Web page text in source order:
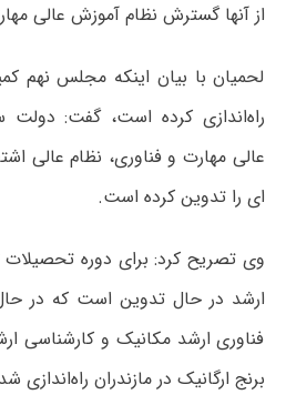
از آنها گسترش نظام آموزش عالی
لحمیان با بیان اینکه مجلس نهم
راه‌اندازی کرده است، گفت: دولت
عالی مهارت و فناوری، نظام عالی
ای را تدوین کرده است.
ارشد در حال تدوین است که در
فناوری ارشد مکانیک و کارشناسی
برنج ارگانیک در مازندران